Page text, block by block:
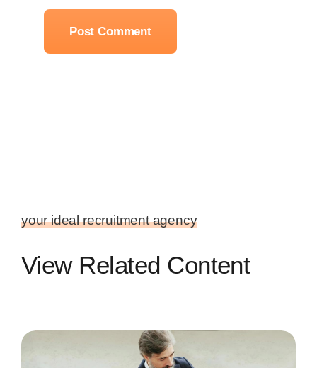
your ideal recruitment agency
View Related Content